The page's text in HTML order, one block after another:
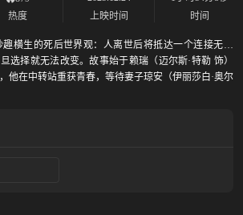
热度
上映时间
时间
横生的死后世界观：人离世后将抵达一个连接无数
选择就无法改变。故事始于赖瑞（迈尔斯·特勒 饰）
他在中转站重获青春，等待妻子琼安（伊丽莎白·奥尔
的“竞争”，各种啼笑皆非的较量让本该严肃的永恒抉
爱， 琼安必须做出最终的选择：与谁携手， 共赴永